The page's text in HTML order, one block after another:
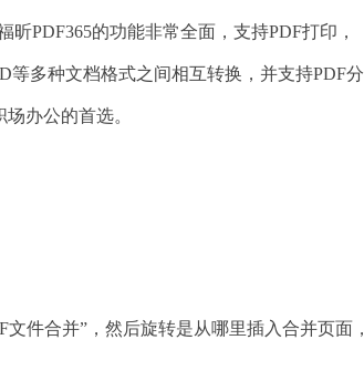
PDF365的功能非常全面，支持PDF打印，
等多种文档格式之间相互转换，并支持PDF分
办公的首选。
件合并”，然后旋转是从哪里插入合并页面，